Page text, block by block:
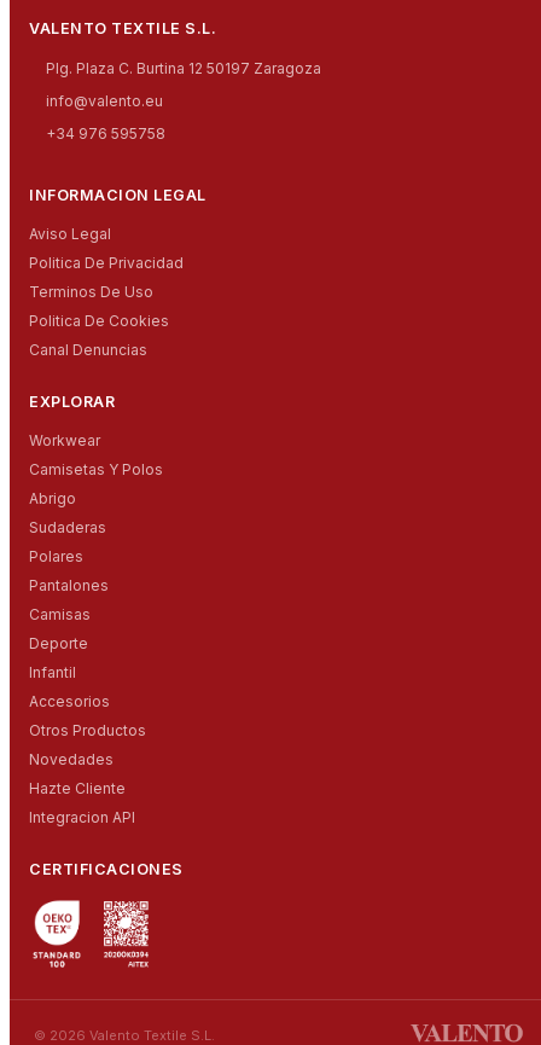
VALENTO TEXTILE S.L.
Plg. Plaza C. Burtina 12 50197 Zaragoza
info@valento.eu
+34 976 595758
INFORMACION LEGAL
Aviso Legal
Politica De Privacidad
Terminos De Uso
Politica De Cookies
Canal Denuncias
EXPLORAR
Workwear
Camisetas Y Polos
Abrigo
Sudaderas
Polares
Pantalones
Camisas
Deporte
Infantil
Accesorios
Otros Productos
Novedades
Hazte Cliente
Integracion API
CERTIFICACIONES
© 2026 Valento Textile S.L.